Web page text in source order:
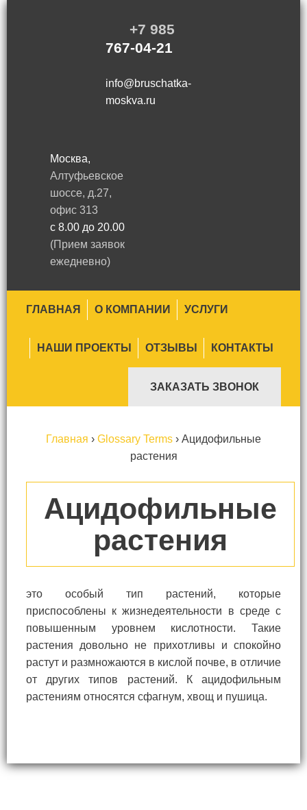
+7 985
767-04-21
info@bruschatka-
moskva.ru
Москва,
Алтуфьевское
шоссе, д.27,
офис 313
с 8.00 до 20.00
(Прием заявок
ежедневно)
ГЛАВНАЯ О КОМПАНИИ УСЛУГИ
НАШИ ПРОЕКТЫ ОТЗЫВЫ КОНТАКТЫ
ЗАКАЗАТЬ ЗВОНОК
Главная › Glossary Terms › Ацидофильные
растения
Ацидофильные
растения
это особый тип растений, которые
приспособлены к жизнедеятельности в среде с
повышенным уровнем кислотности. Такие
растения довольно не прихотливы и спокойно
растут и размножаются в кислой почве, в отличие
от других типов растений. К ацидофильным
растениям относятся сфагнум, хвощ и пушица.